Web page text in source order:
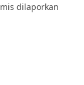
dilaporkan